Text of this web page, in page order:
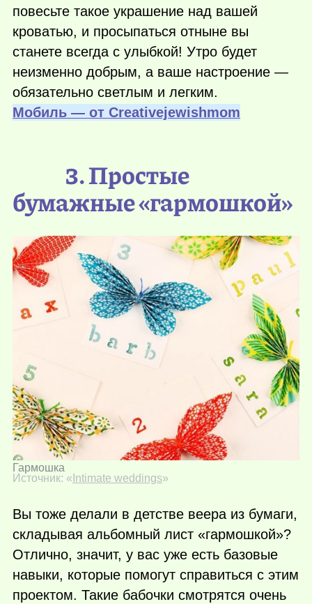
повесьте такое украшение над вашей
кроватью, и просыпаться отныне вы
станете всегда с улыбкой! Утро будет
неизменно добрым, а ваше настроение —
обязательно светлым и легким.
Мобиль — от Сreativejewishmom
3. Простые
бумажные «гармошкой»
Гармошка
Источник: « Intimate weddings»
Вы тоже делали в детстве веера из бумаги,
складывая альбомный лист «гармошкой»?
Отлично, значит, у вас уже есть базовые
навыки, которые помогут справиться с этим
проектом. Такие бабочки смотрятся очень